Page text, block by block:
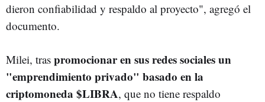
dieron confiabilidad y respaldo al proyecto", agregó el
documento.
Milei, tras promocionar en sus redes sociales un
"emprendimiento privado" basado en la
criptomoneda $LIBRA, que no tiene respaldo